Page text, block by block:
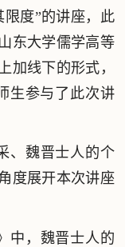
度”的讲座，此
东大学儒学高等
加线下的形式，
生参与了此次讲
、魏晋士人的个
度展开本次讲座
中，魏晋士人的